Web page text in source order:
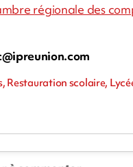
régionale des
Restauration scolaire,